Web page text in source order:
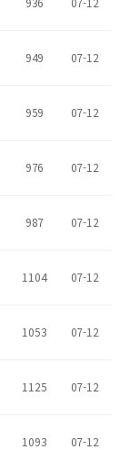
949 07-12
959 07-12
976 07-12
987 07-12
1104 07-12
1053 07-12
1125 07-12
1093 07-12